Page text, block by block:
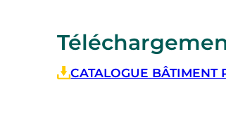
CATALOGUE